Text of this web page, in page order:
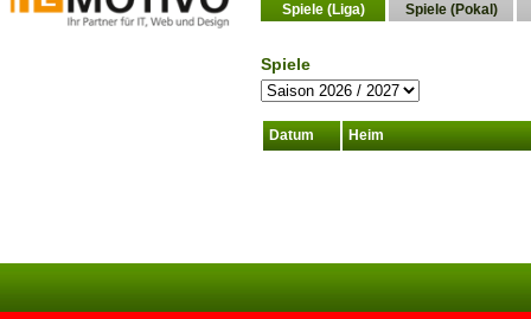
Spiele (Liga) Spiele (Pokal)
Spiele
Datum Heim